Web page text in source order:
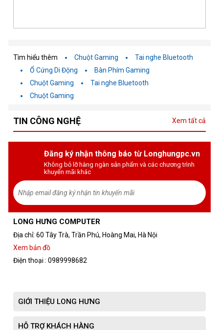
Tìm hiểu thêm Chuột Gaming
Tai nghe Bluetooth
Ổ Cứng Di Động
Bàn Phím Gaming
Chuột Gaming
Tai nghe Bluetooth
Chuột Gaming
TIN CÔNG NGHỆ Xem tất cả
Đăng ký nhận thông báo từ Longhungpc.vn
Không bỏ lỡ hàng ngàn sản phẩm và các chương trình
khuyến mãi khác
LONG HƯNG COMPUTER
Địa chỉ: 60 Tây Trà, Trần Phú, Hoàng Mai, Hà Nội
Xem bản đồ
Điện thoại : 0989998682
GIỚI THIỆU LONG HƯNG
HỖ TRỢ KHÁCH HÀNG